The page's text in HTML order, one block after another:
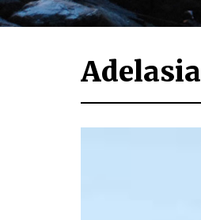
Adelasia